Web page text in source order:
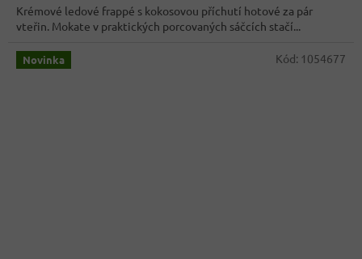
Krémové ledové frappé s kokosovou příchutí hotové za pár
vteřin. Mokate v praktických porcovaných sáčcích stačí...
Novinka Kód: 1054677